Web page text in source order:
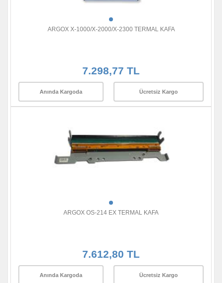
ARGOX X-1000/X-2000/X-2300 TERMAL KAFA
7.298,77 TL
Anında Kargoda Ücretsiz Kargo
ARGOX OS-214 EX TERMAL KAFA
7.612,80 TL
Anında Kargoda Ücretsiz Kargo